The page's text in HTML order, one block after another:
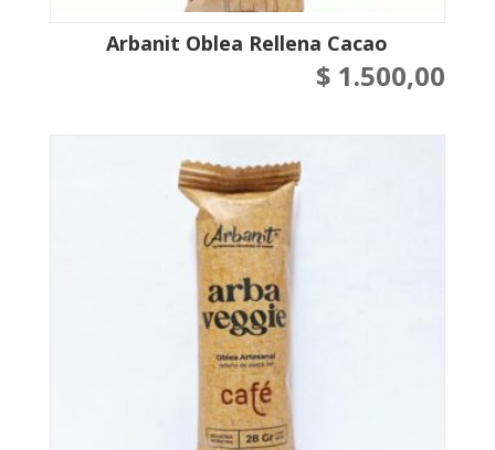
Arbanit Oblea Rellena Cacao
$ 1.500,00